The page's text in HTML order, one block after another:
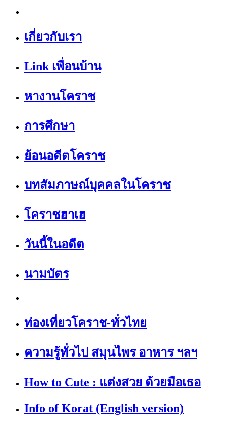
เกี่ยวกับเรา
Link เพื่อนบ้าน
หางานโคราช
การศึกษา
ย้อนอดีตโคราช
บทสัมภาษณ์บุคคลในโคราช
โคราชฮาเฮ
วันนี้ในอดีต
นามบัตร
ท่องเที่ยวโคราช-ทั่วไทย
ความรู้ทั่วไป สมุนไพร อาหาร ฯลฯ
How to Cute : แต่งสวย ด้วยมือเธอ
Info of Korat (English version)